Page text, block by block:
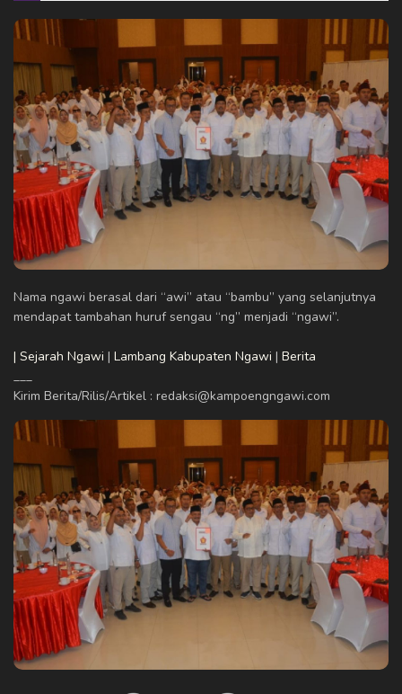
Nama ngawi berasal dari “awi” atau “bambu” yang selanjutnya
mendapat tambahan huruf sengau “ng” menjadi “ngawi”.
| Sejarah Ngawi | Lambang Kabupaten Ngawi | Berita
Kirim Berita/Rilis/Artikel : redaksi@kampoengngawi.com